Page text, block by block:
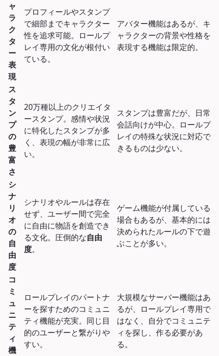
ャ
ラ
ク
タ
ー
表
現
プロフィールやスタンプ
で細部までキャラクター
性を追求可能。ロールプ
レイ専用の文化が根付い
ている。
アバター機能はあるが、キ
ャラクターの背景や性格を
表現する機能は限定的。
ス
タ
ン
プ
の
豊
富
さ
20万種以上のクリエイタ
ースタンプ。感情や状況
に特化したスタンプが多
く、表現の幅が非常に広
い。
スタンプは豊富だが、日常
会話向けが中心。ロールプ
レイの特殊な状況に対応で
きるものは少ない。
シ
ナ
リ
オ
の
自
由
度
シナリオやルールは存在
せず、ユーザー間で完全
に自由に物語を創造でき
る文化。圧倒的な自由
度。
ゲーム機能が付属している
場合もあるが、基本的には
決められたルールの下で遊
ぶことが多い。
コ
ミ
ュ
ニ
テ
ィ
機
ロールプレイのパートナ
ーを探すためのコミュニ
ティ機能が充実。同じ目
的のユーザーと繋がりや
すい。
大規模なサーバー機能はあ
るが、ロールプレイ専用で
はなく、自分でコミュニテ
ィを探し、作る必要があ
る。